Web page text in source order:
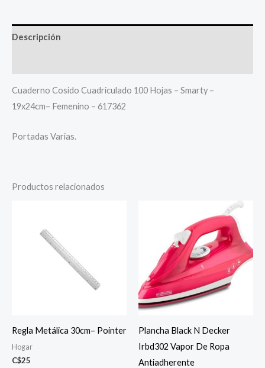
Descripción
Cuaderno Cosido Cuadriculado 100 Hojas – Smarty –
19x24cm– Femenino – 617362
Portadas Varias.
Productos relacionados
Regla Metálica 30cm– Pointer
Hogar
C$25
Plancha Black N Decker
Irbd302 Vapor De Ropa
Antiadherente